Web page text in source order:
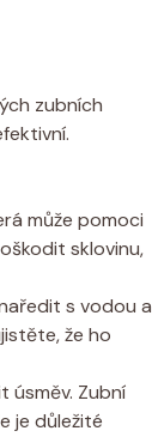
zubních
může pomoci
sklovinu,
s vodou a
že ho
úsměv. Zubní
je důležité